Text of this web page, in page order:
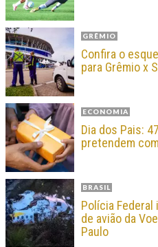
GRÊMIO
Confira o
para Grêmio x
ECONOMIA
Dia dos Pais:
pretendem
BRASIL
Polícia
de avião da
Paulo